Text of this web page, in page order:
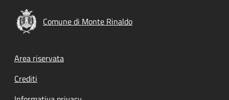
Comune di Monte Rinaldo
Footer menu
Area riservata
Crediti